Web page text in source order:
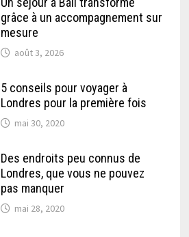
grâce à un accompagnement sur
mesure
août 3, 2026
5 conseils pour voyager à
Londres pour la première fois
mai 30, 2020
Des endroits peu connus de
Londres, que vous ne pouvez
pas manquer
mai 28, 2020